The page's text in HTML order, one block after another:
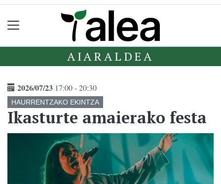
AIARALDEA
2026/07/23 17:00 - 20:30
HAURRENTZAKO EKINTZA
Ikasturte amaierako festa